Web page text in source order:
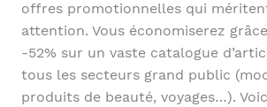
offres promotionnelles qui
attention. Vous économiserez
-52% sur un vaste catalogue
tous les secteurs grand public
produits de beauté, voyages…).